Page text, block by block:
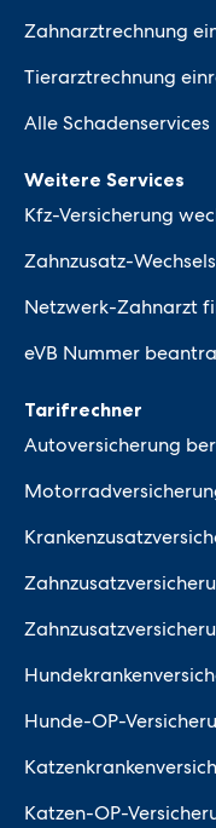
Zahnarztrechnung
Tierarztrechnung
Alle Schadenservices
Weitere Services
Kfz-Versicherung
Zahnzusatz-
Netzwerk-Zahnarzt
eVB Nummer
Tarifrechner
Autoversicherung
Hunde-OP-
Katzen-OP-